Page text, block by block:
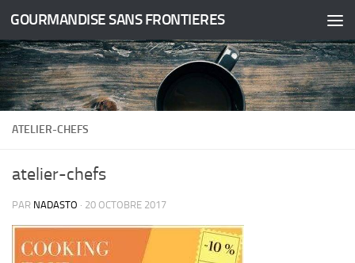
Skip to content
GOURMANDISE SANS FRONTIERES
ATELIER-CHEFS
atelier-chefs
PAR NADASTO · 20 OCTOBRE 2017